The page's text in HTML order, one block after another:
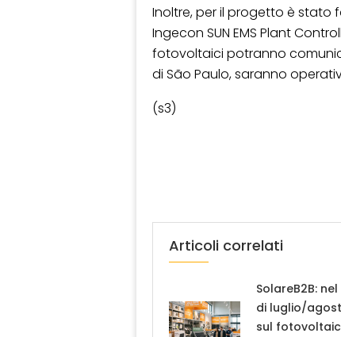
Inoltre, per il progetto è stato
Ingecon SUN EMS Plant
fotovoltaici potranno
di São Paulo, saranno
(s3)
Articoli correlati
SolareB2B:
di luglio/
sul